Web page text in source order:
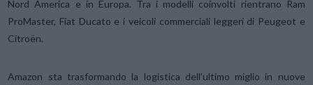
Nord America e in Europa. Tra i modelli coinvolti rientrano Ram
ProMaster, Fiat Ducato e i veicoli commerciali leggeri di Peugeot e
Citroën.
Amazon sta trasformando la logistica dell’ultimo miglio in nuove